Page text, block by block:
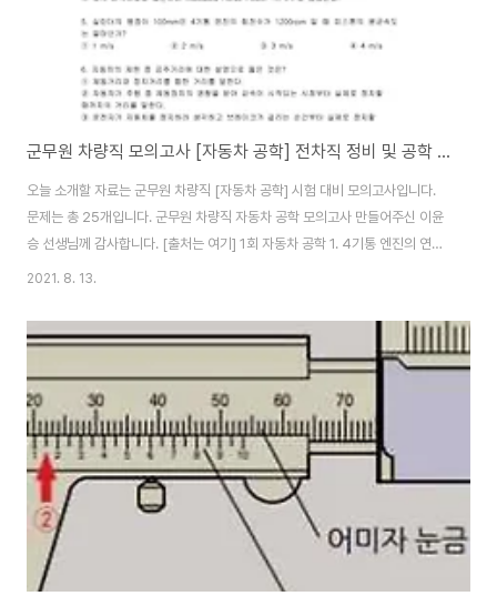
군무원 차량직 모의고사 [자동차 공학] 전차직 정비 및 공학 기출 요약
오늘 소개할 자료는 군무원 차량직 [자동차 공학] 시험 대비 모의고사입니다.
문제는 총 25개입니다. 군무원 차량직 자동차 공학 모의고사 만들어주신 이윤
승 선생님께 감사합니다. [출처는 여기] 1회 자동차 공학 1. 4기통 엔진의 연소
실 체적이 50cc이고, 압축비가 11:1 일 때 엔진의 총배기량은 얼마인가? ①
분류하였을 때 이것과 섀시로 나눌 수 있다. 다음 중 이것에 해당되는 것은 무엇
인가? ① 전장(電裝) ② 동력전달장치 ③ 엔진 ④ 차체 3. 다음 중 윤거에 대한
설명으로 거리가 먼 것은? ① 좌우 타이어 접지면의 중심선 사이의 거리를 뜻
한다. ② 복륜의 경우 한쪽 2개의 타이어 중간점에서 반대쪽 중간점..
2021. 8. 13.